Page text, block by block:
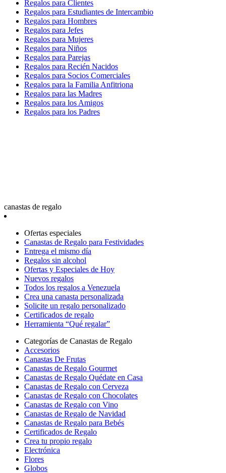
Regalos para Clientes
Regalos para Estudiantes de Intercambio
Regalos para Hombres
Regalos para Jefes
Regalos para Mujeres
Regalos para Niños
Regalos para Parejas
Regalos para Recién Nacidos
Regalos para Socios Comerciales
Regalos para la Familia Anfitriona
Regalos para las Madres
Regalos para los Amigos
Regalos para los Padres
canastas de regalo
Ofertas especiales
Canastas de Regalo para Festividades
Entrega el mismo día
Regalos sin alcohol
Ofertas y Especiales de Hoy
Nuevos regalos
Todos los regalos a Venezuela
Crea una canasta personalizada
Solicite un regalo personalizado
Certificados de regalo
Herramienta “Qué regalar”
Categorías de Canastas de Regalo
Accesorios
Canastas De Frutas
Canastas de Regalo Gourmet
Canastas de Regalo Quédate en Casa
Canastas de Regalo con Cerveza
Canastas de Regalo con Chocolates
Canastas de Regalo con Vino
Canastas de Regalo de Navidad
Canastas de Regalo para Bebés
Certificados de Regalo
Crea tu propio regalo
Electrónica
Flores
Globos